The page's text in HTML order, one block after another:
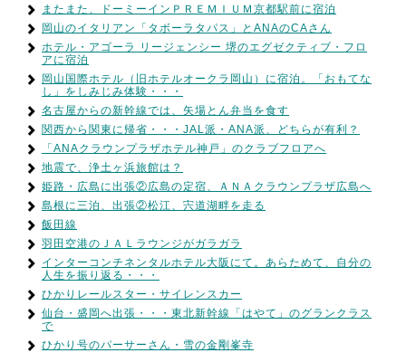
またまた、ドーミーインＰＲＥＭＩＵＭ京都駅前に宿泊
岡山のイタリアン「タボーラタパス」とANAのCAさん
ホテル・アゴーラ リージェンシー 堺のエグゼクティブ・フロ
アに宿泊
岡山国際ホテル（旧ホテルオークラ岡山）に宿泊。「おもてな
し」をしみじみ体験・・・
名古屋からの新幹線では、矢場とん弁当を食す
関西から関東に帰省・・・JAL派・ANA派、どちらが有利？
「ANAクラウンプラザホテル神戸」のクラブフロアへ
地震で、浄土ヶ浜旅館は？
姫路・広島に出張②広島の定宿、ＡＮＡクラウンプラザ広島へ
島根に三泊、出張②松江、宍道湖畔を走る
飯田線
羽田空港のＪＡＬラウンジがガラガラ
インターコンチネンタルホテル大阪にて。あらためて、自分の
人生を振り返る・・・
ひかりレールスター・サイレンスカー
仙台・盛岡へ出張・・・東北新幹線「はやて」のグランクラス
で
ひかり号のパーサーさん・雪の金剛峯寺